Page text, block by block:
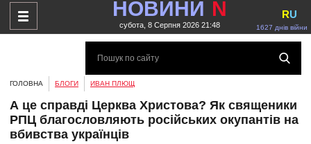
НОВИНИ N
субота, 8 Серпня 2026 21:48 1627 днів війни
RU
ГОЛОВНА БЛОГИ ИВАН ПЛЮЩ
А це справді Церква Христова? Як священики
РПЦ благословляють російських окупантів на
вбивства українців